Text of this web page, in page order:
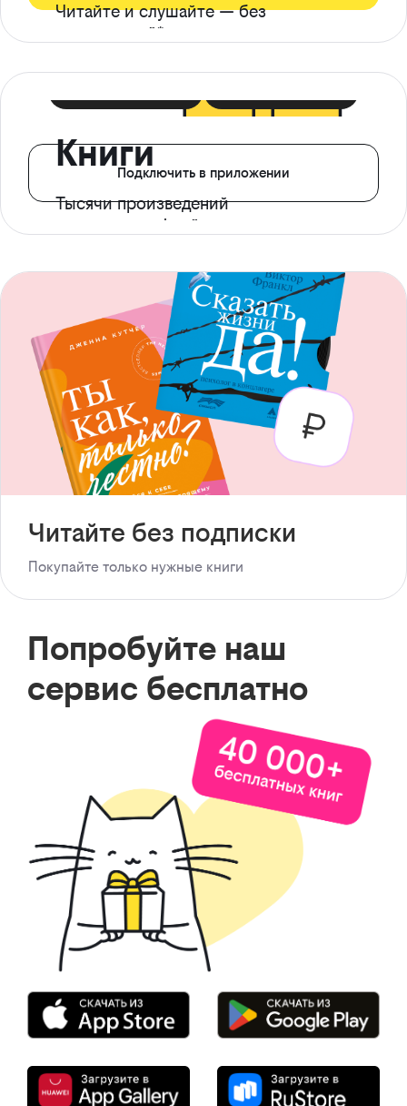
Читайте и слушайте — без
ограничений*
Книги
Тысячи произведений
с доступом офлайн
Подключить в приложении
Читайте без подписки
Покупайте только нужные книги
Попробуйте наш
сервис бесплатно